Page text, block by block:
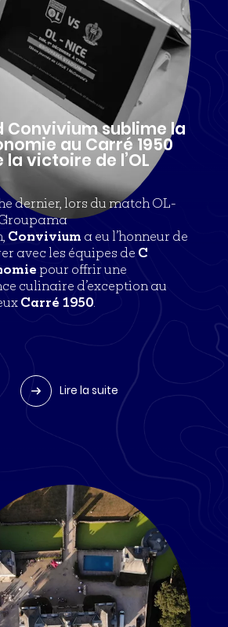
Convivium sublime la
au Carré 1950
la victoire de l’OL
dernier, lors du match OL-
Conviviuma eu l’honneur de
avec les équipes de C
pour offrir une
culinaire d’exception au
Carré 1950.
Lire la suite